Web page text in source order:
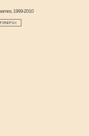
, 1999-2010